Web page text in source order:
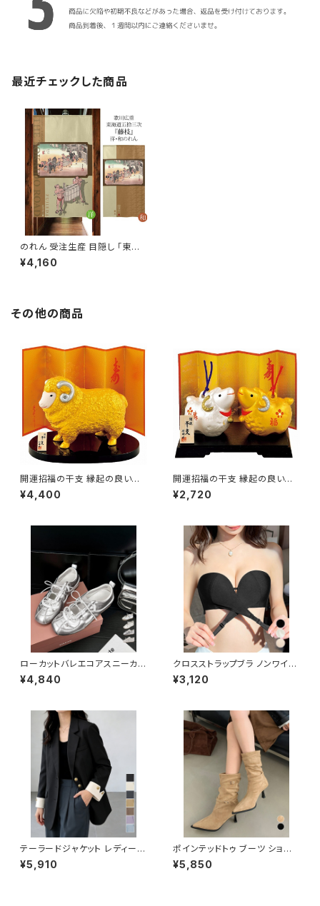
最近チェックした商品
のれん 受注生産 目隠し 「東海
道五十三次 藤枝」 日本製 和風
/ 家具・インテリア ファブリック・
¥4,160
その他の商品
開運招福の干支 縁起の良い置
物 開運 金燿彩福未 / 家具・イ
ンテリア インテリア雑貨 置物・
¥4,400
開運招福の干支 縁起の良い置
物 開運 金銀未福鈴 / 家具・イ
ンテリア インテリア雑貨 置物・
¥2,720
ローカットバレエコアスニーカー
レディース / 韓国風ファッション
疲れにくいシューズ シルバース
¥4,840
クロスストラップブラ ノンワイヤ
ー盛れる / 谷間見せブラ 下着
ドレスブラ結婚式用 美胸盛りブ
¥3,120
テーラードジャケット レディース
ミドル丈 / 長袖 黒 アウター 入
園式ジャケット春 金ボタンジャ
¥5,910
ポインテッドトゥ ブーツ ショート
ブーツ / ピンヒールブーツ 大人
ブーツきれいめ スエードブーテ
¥5,850